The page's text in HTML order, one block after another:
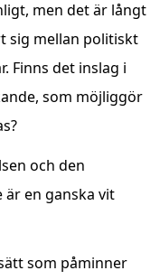
men det är långt
sig mellan politiskt
Finns det inslag i
som möjliggör
och den
är en ganska vit
som påminner